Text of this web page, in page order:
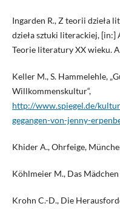
Ingarden R., Z teorii dzieła
dzieła sztuki literackiej, [in:]
Teorie literatury XX wieku.
Keller M., S. Hammelehle,
Willkommenskultur“,
http://www.spiegel.de/
gegangen-von-jenny-
Khider A., Ohrfeige,
Köhlmeier M., Das
Krohn C.-D., Die